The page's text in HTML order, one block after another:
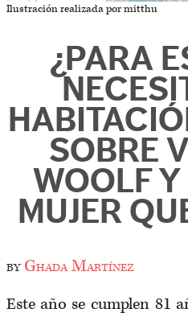
Ilustración realizada por mitthu
¿PARA
SOBRE
WOOLF
MUJER
byGhada Martínez
Este año se cumplen 81